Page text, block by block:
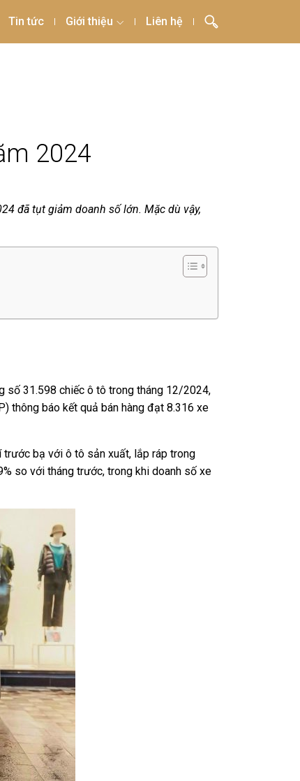
Tin tức Giới thiệu Liên hệ
2024
đã tụt giảm doanh số lớn. Mặc dù vậy,
số 31.598 chiếc ô tô trong tháng 12/2024,
thông báo kết quả bán hàng đạt 8.316 xe
bạ với ô tô sản xuất, lắp ráp trong
so với tháng trước, trong khi doanh số xe